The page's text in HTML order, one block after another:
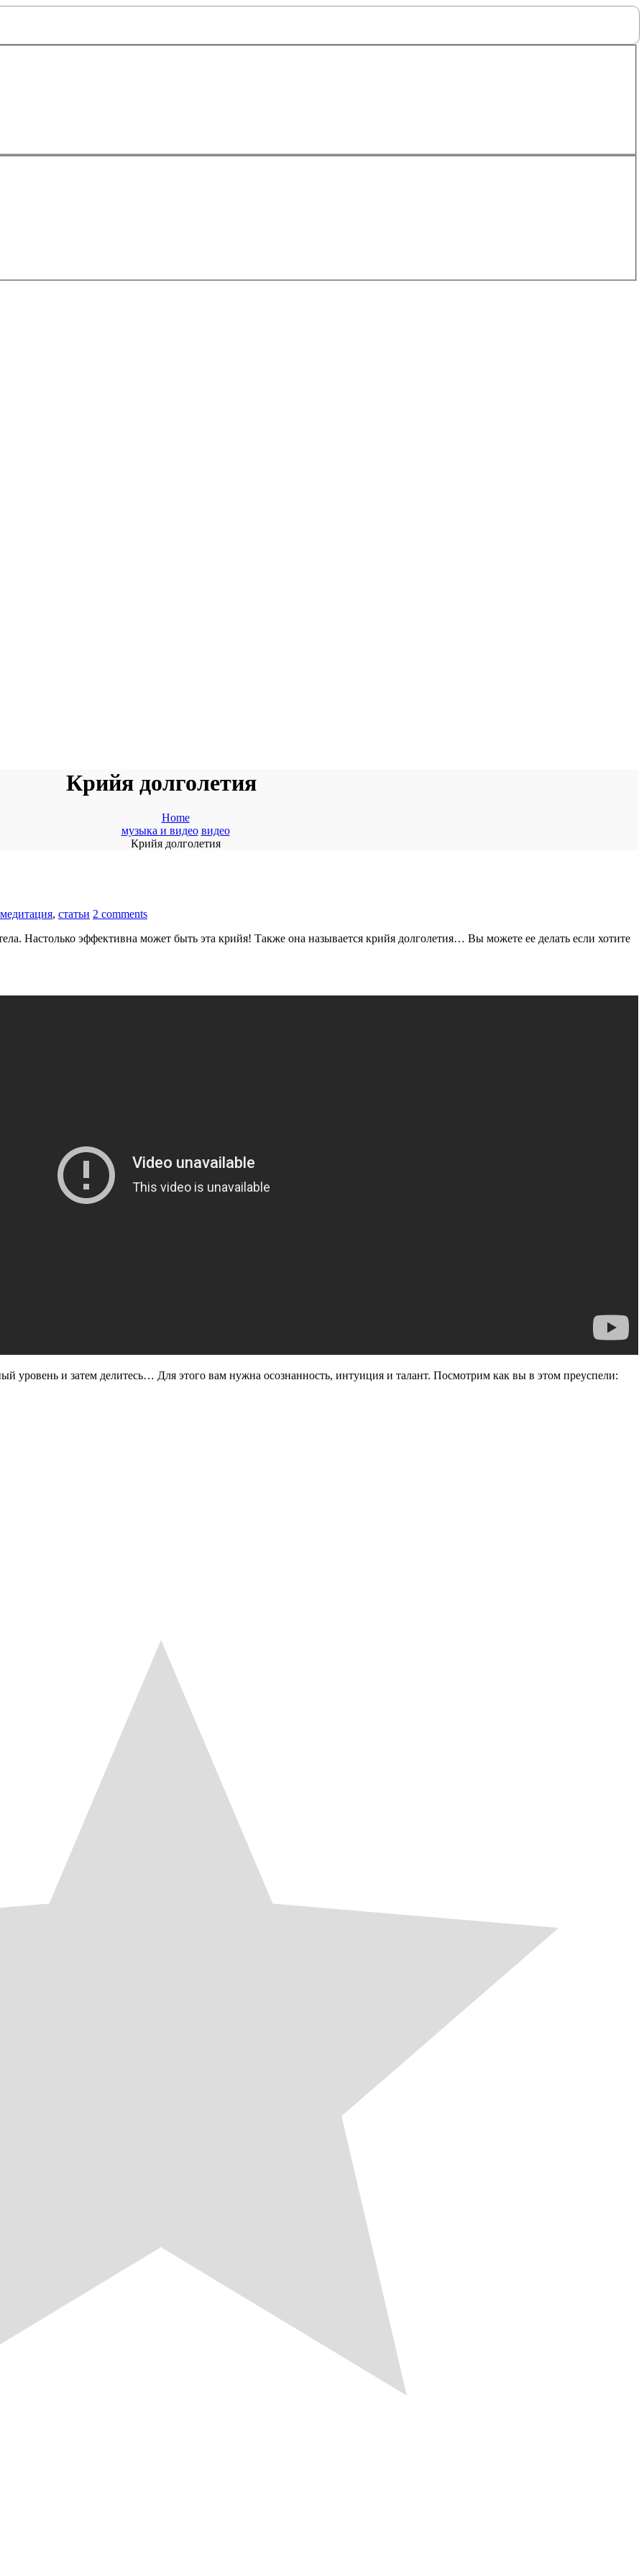
Крийя долголетия
Home
музыка и видео видео
Крийя долголетия
медитация, статьи 2 comments
Настолько эффективна может быть эта крийя! Также она называется крийя долголетия… Вы можете ее делать если хотите
уровень и затем делитесь… Для этого вам нужна осознанность, интуиция и талант. Посмотрим как вы в этом преуспели: